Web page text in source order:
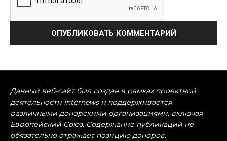
Данный веб-сайт был создан в рамках проектной
деятельности Internews и поддерживается
различными донорскими организациями, включая
Европейский Союз. Содержание публикаций не
обязательно отражает позицию доноров.